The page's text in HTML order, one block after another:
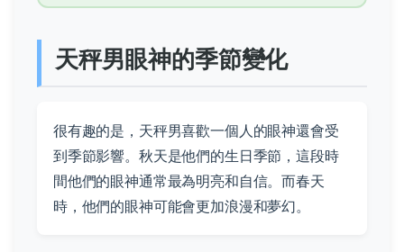
天秤男眼神的季節變化
很有趣的是，天秤男喜歡一個人的眼神還會受
到季節影響。秋天是他們的生日季節，這段時
間他們的眼神通常最為明亮和自信。而春天
時，他們的眼神可能會更加浪漫和夢幻。